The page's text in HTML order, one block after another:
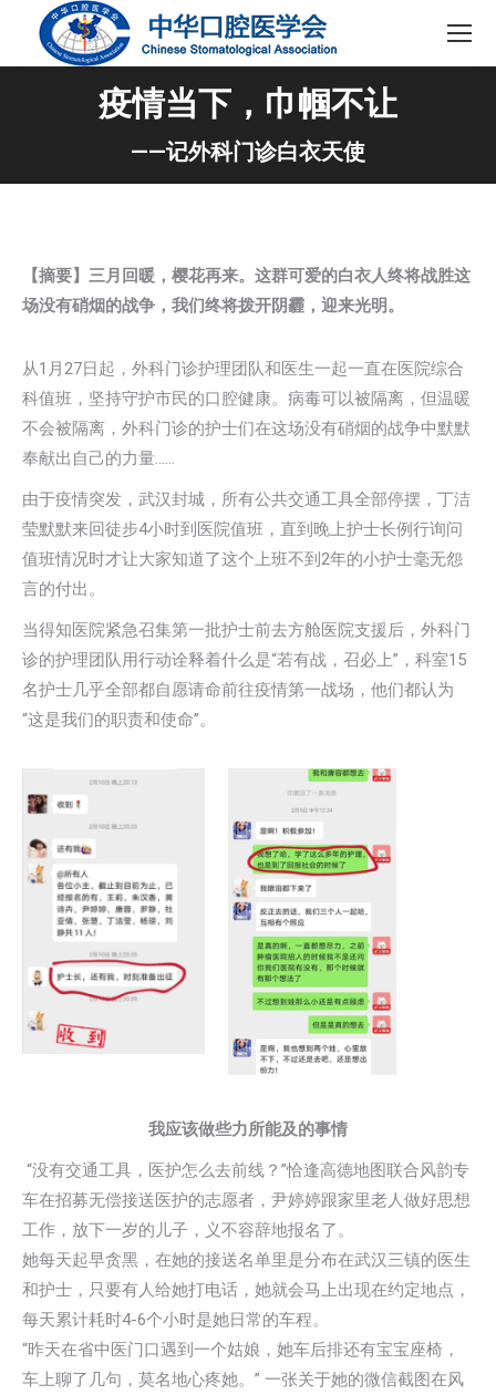
疫情当下，巾帼不让
——记外科门诊白衣天使
【摘要】 三月回暖，樱花再来。这群可爱的白衣人终将战胜这
场没有硝烟的战争，我们终将拨开阴霾，迎来光明。
从1月27日起，外科门诊护理团队和医生一起一直在医院综合
科值班，坚持守护市民的口腔健康。病毒可以被隔离，但温暖
不会被隔离，外科门诊的护士们在这场没有硝烟的战争中默默
奉献出自己的力量……
由于疫情突发，武汉封城，所有公共交通工具全部停摆，丁洁
莹默默来回徒步4小时到医院值班，直到晚上护士长例行询问
值班情况时才让大家知道了这个上班不到2年的小护士毫无怨
言的付出。
当得知医院紧急召集第一批护士前去方舱医院支援后，外科门
诊的护理团队用行动诠释着什么是“若有战，召必上”，科室15
名护士几乎全部都自愿请命前往疫情第一战场，他们都认为
“这是我们的职责和使命”。
我应该做些力所能及的事情
“没有交通工具，医护怎么去前线？”恰逢高德地图联合风韵专
车在招募无偿接送医护的志愿者，尹婷婷跟家里老人做好思想
工作，放下一岁的儿子，义不容辞地报名了。
她每天起早贪黑，在她的接送名单里是分布在武汉三镇的医生
和护士，只要有人给她打电话，她就会马上出现在约定地点，
每天累计耗时4-6个小时是她日常的车程。
“昨天在省中医门口遇到一个姑娘，她车后排还有宝宝座椅，
车上聊了几句，莫名地心疼她。” 一张关于她的微信截图在风